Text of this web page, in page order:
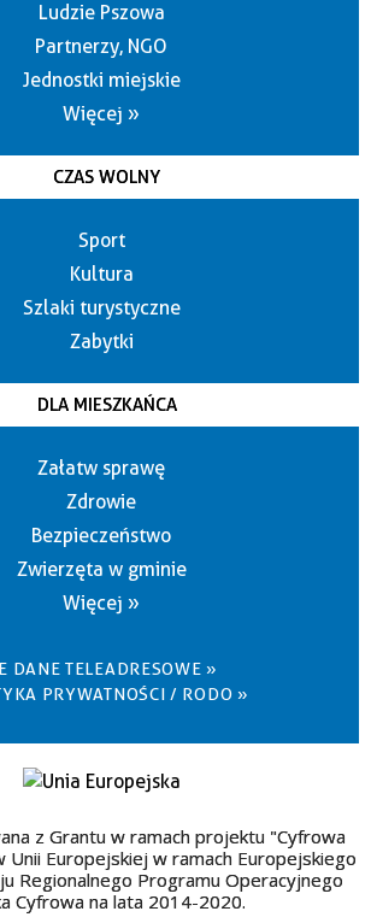
Ludzie Pszowa
Partnerzy, NGO
Jednostki miejskie
Więcej »
CZAS WOLNY
Sport
Kultura
Szlaki turystyczne
Zabytki
DLA MIESZKAŃCA
Załatw sprawę
Zdrowie
Bezpieczeństwo
Zwierzęta w gminie
Więcej »
DANE TELEADRESOWE »
PRYWATNOŚCI / RODO »
z Grantu w ramach projektu "Cyfrowa
Unii Europejskiej w ramach Europejskiego
Regionalnego Programu Operacyjnego
Cyfrowa na lata 2014-2020.